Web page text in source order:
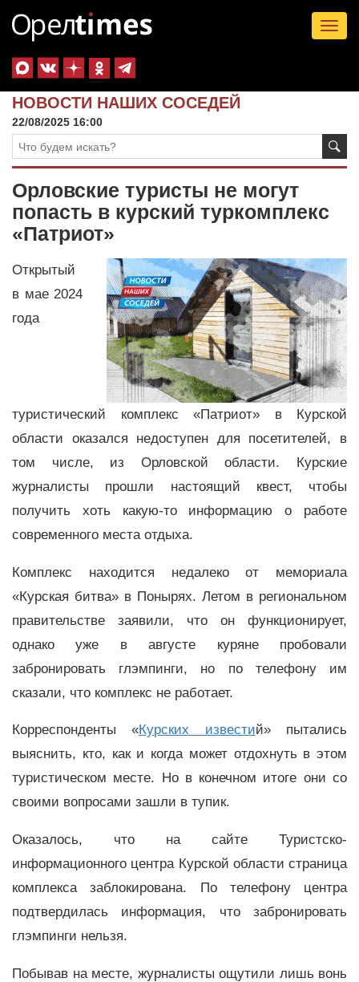
НОВОСТИ НАШИХ СОСЕДЕЙ
22/08/2025 16:00
Орловские туристы не могут
попасть в курский туркомплекс
«Патриот»
Открытый
в мае 2024
года
туристический комплекс «Патриот» в Курской
области оказался недоступен для посетителей, в
том числе, из Орловской области. Курские
журналисты прошли настоящий квест, чтобы
получить хоть какую-то информацию о работе
современного места отдыха.
Комплекс находится недалеко от мемориала
«Курская битва» в Понырях. Летом в региональном
правительстве заявили, что он функционирует,
однако уже в августе куряне пробовали
забронировать глэмпинги, но по телефону им
сказали, что комплекс не работает.
Корреспонденты «Курских известий» пытались
выяснить, кто, как и когда может отдохнуть в этом
туристическом месте. Но в конечном итоге они со
своими вопросами зашли в тупик.
Оказалось, что на сайте Туристско-
информационного центра Курской области страница
комплекса заблокирована. По телефону центра
подтвердилась информация, что забронировать
глэмпинги нельзя.
Побывав на месте, журналисты ощутили лишь вонь